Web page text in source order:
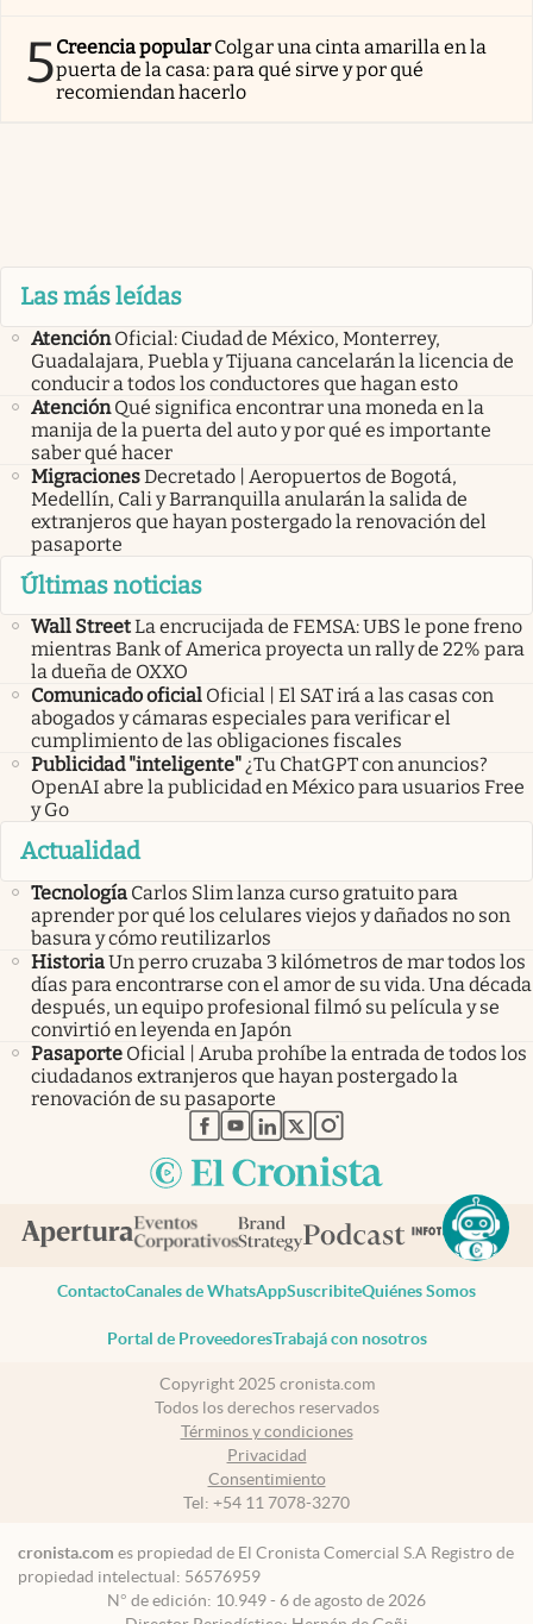
5Creencia popularColgar una cinta amarilla en la
puerta de la casa: para qué sirve y por qué
recomiendan hacerlo
Las más leídas
Atención Oficial: Ciudad de México, Monterrey,
Guadalajara, Puebla y Tijuana cancelarán la licencia de
conducir a todos los conductores que hagan esto
Atención Qué significa encontrar una moneda en la
manija de la puerta del auto y por qué es importante
saber qué hacer
MigracionesDecretado | Aeropuertos de Bogotá,
Medellín, Cali y Barranquilla anularán la salida de
extranjeros que hayan postergado la renovación del
pasaporte
Últimas noticias
Wall StreetLa encrucijada de FEMSA: UBS le pone freno
mientras Bank of America proyecta un rally de 22% para
la dueña de OXXO
Comunicado oficial Oficial | El SAT irá a las casas con
abogados y cámaras especiales para verificar el
cumplimiento de las obligaciones fiscales
Publicidad "inteligente"¿Tu ChatGPT con anuncios?
OpenAI abre la publicidad en México para usuarios Free
y Go
Actualidad
Tecnología Carlos Slim lanza curso gratuito para
aprender por qué los celulares viejos y dañados no son
basura y cómo reutilizarlos
HistoriaUn perro cruzaba 3 kilómetros de mar todos los
días para encontrarse con el amor de su vida. Una década
después, un equipo profesional filmó su película y se
convirtió en leyenda en Japón
Pasaporte Oficial | Aruba prohíbe la entrada de todos los
ciudadanos extranjeros que hayan postergado la
renovación de su pasaporte
abre en nueva pestaña
abre en nueva pestaña
abre en nueva pestaña
abre en nueva pestaña
abre en nueva pestaña
ContactoCanales de WhatsAppSuscribiteQuiénes Somos
Portal de ProveedoresTrabajá con nosotros
Copyright 2025 cronista.com
Todos los derechos reservados
Términos y condiciones
Privacidad
Consentimiento
Tel: +54 11 7078-3270
cronista.com es propiedad de El Cronista Comercial S.A Registro de
propiedad intelectual: 56576959
N° de edición: 10.949 - 6 de agosto de 2026